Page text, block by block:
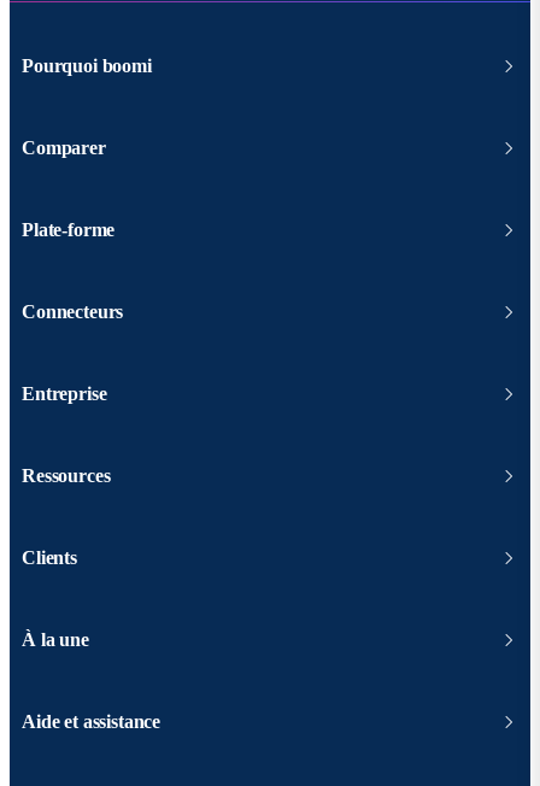
Pourquoi boomi
Comparer
Plate-forme
Connecteurs
Entreprise
Ressources
Clients
À la une
Aide et assistance